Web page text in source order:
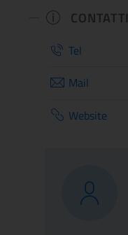
CONTATTI
Tel
Mail
Website